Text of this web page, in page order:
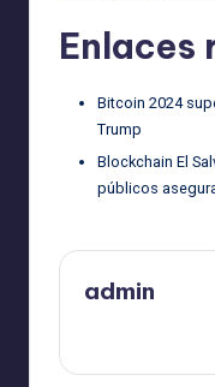
Enlaces
Bitcoin 2024
Trump
Blockchain El
públicos
admin